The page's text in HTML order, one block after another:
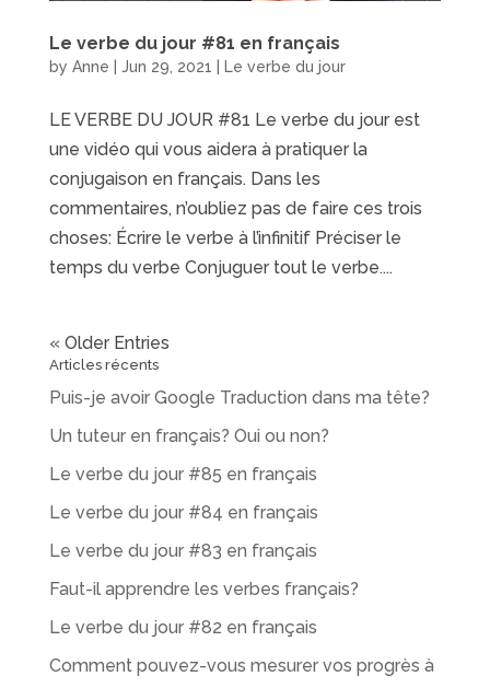
Le verbe du jour #81 en français
by Anne Jun 29, 2021 Le verbe du jour
LE VERBE DU JOUR #81 Le verbe du jour est
une vidéo qui vous aidera à pratiquer la
conjugaison en français. Dans les
commentaires, n’oubliez pas de faire ces trois
choses: Écrire le verbe à l’infinitif Préciser le
temps du verbe Conjuguer tout le verbe....
« Older Entries
Articles récents
Puis-je avoir Google Traduction dans ma tête?
Un tuteur en français? Oui ou non?
Le verbe du jour #85 en français
Le verbe du jour #84 en français
Le verbe du jour #83 en français
Faut-il apprendre les verbes français?
Le verbe du jour #82 en français
Comment pouvez-vous mesurer vos progrès à